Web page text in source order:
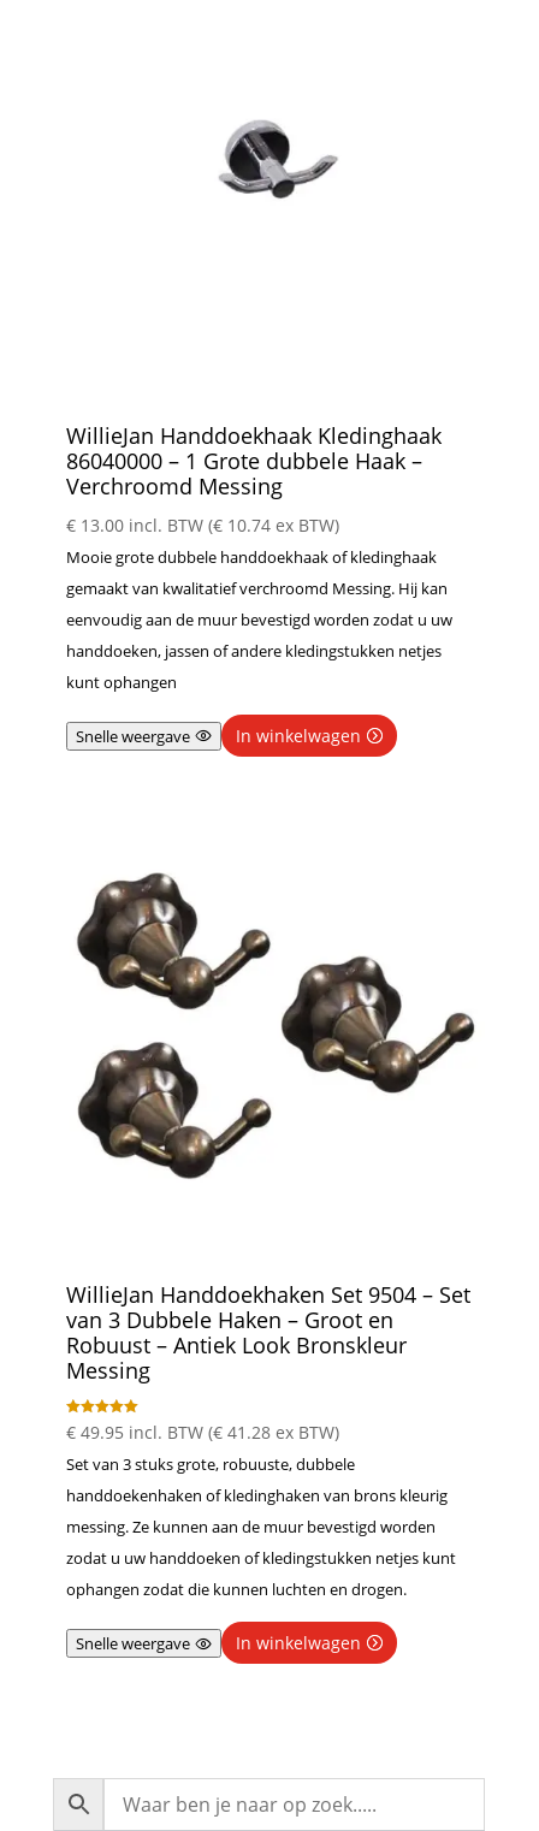
WillieJan Handdoekhaak Kledinghaak
86040000 – 1 Grote dubbele Haak –
Verchroomd Messing
€13.00 incl. BTW (€10.74ex BTW)
Mooie grote dubbele handdoekhaak of kledinghaak
gemaakt van kwalitatief verchroomd Messing. Hij kan
eenvoudig aan de muur bevestigd worden zodat u uw
handdoeken, jassen of andere kledingstukken netjes
kunt ophangen
Snelle weergave In winkelwagen
WillieJan Handdoekhaken Set 9504 – Set
van 3 Dubbele Haken – Groot en
Robuust – Antiek Look Bronskleur
Messing
Gewaardeer
d
uit 5
€49.95 incl. BTW (€41.28ex BTW)
Set van 3 stuks grote, robuuste, dubbele
handdoekenhaken of kledinghaken van brons kleurig
messing. Ze kunnen aan de muur bevestigd worden
zodat u uw handdoeken of kledingstukken netjes kunt
ophangen zodat die kunnen luchten en drogen.
Snelle weergave In winkelwagen